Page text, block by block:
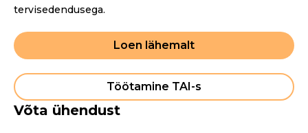
tervisedendusega.
Loen lähemalt
Töötamine TAI-s
Võta ühendust